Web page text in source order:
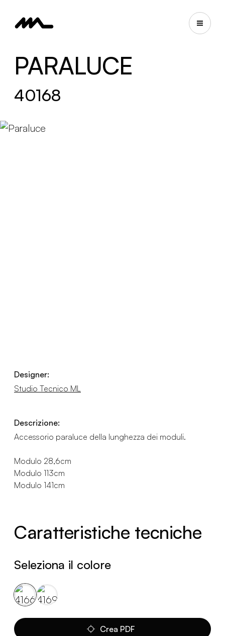
PARALUCE
40168
Designer:
Studio Tecnico ML
Descrizione:
Accessorio paraluce della lunghezza dei moduli.
Modulo 28,6cm
Modulo 113cm
Modulo 141cm
Caratteristiche tecniche
Seleziona il colore
Crea PDF